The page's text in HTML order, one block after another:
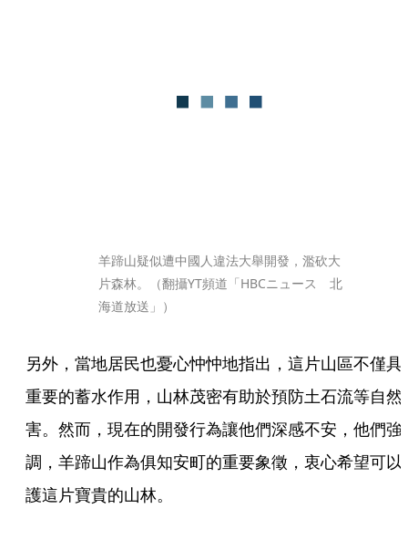
羊蹄山疑似遭中國人違法大舉開發，濫砍大
片森林。（翻攝YT頻道「HBCニュース　北
海道放送」）
另外，當地居民也憂心忡忡地指出，這片山區不僅具
重要的蓄水作用，山林茂密有助於預防土石流等自然
害。然而，現在的開發行為讓他們深感不安，他們強
調，羊蹄山作為俱知安町的重要象徵，衷心希望可以
護這片寶貴的山林。